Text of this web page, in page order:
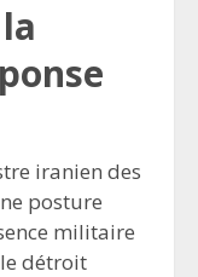
iranien des
posture
militaire
détroit